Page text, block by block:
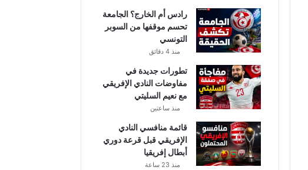
رادس أم الخارج؟ الجامعة
تحسم موقفها من السوبر
التونسي
منذ 4 دقائق
تطورات جديدة في
مفاوضات النادي الإفريقي
مع نعيم السليتي
منذ ساعتين
قائمة منافسي النادي
الإفريقي قبل قرعة دوري
أبطال إفريقيا
منذ 23 ساعة